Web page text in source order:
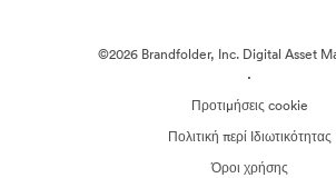
©2026 Brandfolder, Inc. Digital Asset
·
Προτιμήσεις cookie
Πολιτική περί Ιδιωτικότητας
Όροι χρήσης